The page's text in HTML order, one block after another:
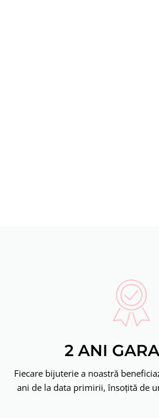
2 ANI
Fiecare bijuterie a noastră
ani de la data primirii, însoțită de